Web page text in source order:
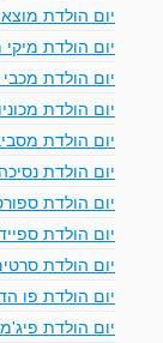
יום הולדת
יום הולדת
יום הולדת
יום הולדת
יום הולדת
יום הולדת נסיכה
יום הולדת
יום הולדת
יום הולדת
יום הולדת פו
יום הולדת